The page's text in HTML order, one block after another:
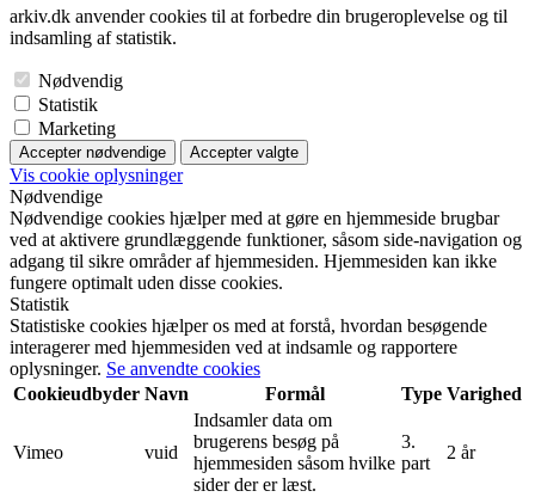
arkiv.dk anvender cookies til at forbedre din brugeroplevelse og til
indsamling af statistik.
Nødvendig
Statistik
Marketing
Accepter nødvendige Accepter valgte
Vis cookie oplysninger
Nødvendige
Nødvendige cookies hjælper med at gøre en hjemmeside brugbar
ved at aktivere grundlæggende funktioner, såsom side-navigation og
adgang til sikre områder af hjemmesiden. Hjemmesiden kan ikke
fungere optimalt uden disse cookies.
Statistik
Statistiske cookies hjælper os med at forstå, hvordan besøgende
interagerer med hjemmesiden ved at indsamle og rapportere
oplysninger. Se anvendte cookies
Cookieudbyder Navn Formål Type Varighed
Vimeo vuid
Indsamler data om
brugerens besøg på
hjemmesiden såsom hvilke
sider der er læst.
3.
part
2 år